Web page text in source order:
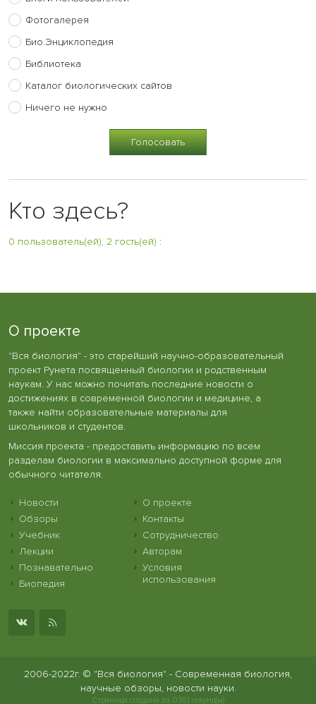
Фотогалерея
Био.Энциклопедия
Библиотека
Каталог биологических сайтов
Ничего не нужно
Кто здесь?
0 пользователь(ей), 2 гость(ей) :
О проекте
"Вся биология" - это старейший научно-образовательный
проект Рунета посвященный биологии и родственным
наукам. У нас можно почитать последние новости о
достижениях в современной биологии и медицине, а
также найти образовательные материалы для
школьников и студентов.
Миссия проекта - предоставить информацию по всем
разделам биологии в максимально доступной форме для
обычного читателя.
Новости
Обзоры
Учебник
Лекции
Познавательно
Биопедия
О проекте
Контакты
Сотрудничество
Авторам
Условия
использования
2006-2022г. © "Вся биология" - Современная биология,
научные обзоры, новости науки.
Страница создана за 0.161 секунд(ы)